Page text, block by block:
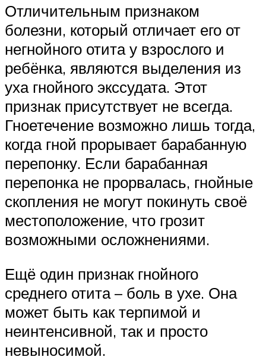
Отличительным признаком
болезни, который отличает его от
негнойного отита у взрослого и
ребёнка, являются выделения из
уха гнойного экссудата. Этот
признак присутствует не всегда.
Гноетечение возможно лишь тогда,
когда гной прорывает барабанную
перепонку. Если барабанная
перепонка не прорвалась, гнойные
скопления не могут покинуть своё
местоположение, что грозит
возможными осложнениями.
Ещё один признак гнойного
среднего отита – боль в ухе. Она
может быть как терпимой и
неинтенсивной, так и просто
невыносимой.